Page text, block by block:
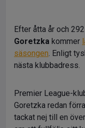
Efter åtta år och
Goretzka kommer
säsongen. Enligt
nästa klubbadress.
Premier League-
Goretzka redan
tackat nej till en